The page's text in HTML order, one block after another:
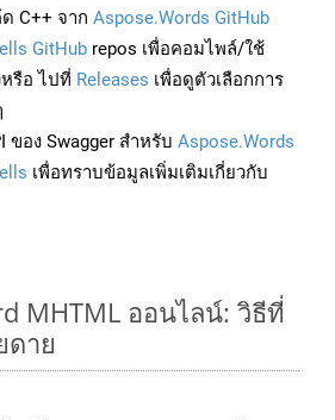
C++ จาก Aspose.Words GitHub
GitHub repos เพื่อคอมไพล์/ใช้
หรือ ไปที่ Releases เพื่อดูตัวเลือกการ
ของ Swagger สำหรับ Aspose.Words
เพื่อทราบข้อมูลเพิ่มเติมเกี่ยวกับ
MHTML ออนไลน์: วิธีที่
ดาย